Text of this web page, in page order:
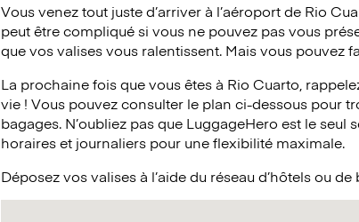
Vous venez tout juste d’arriver à l’aéroport de Rio
peut être compliqué si vous ne pouvez pas vous
que vos valises vous ralentissent. Mais vous pouvez
La prochaine fois que vous êtes à Rio Cuarto,
vie ! Vous pouvez consulter le plan ci-dessous pour
bagages. N’oubliez pas que LuggageHero est le
horaires et journaliers pour une flexibilité maximale.
Déposez vos valises à l’aide du réseau d’hôtels ou